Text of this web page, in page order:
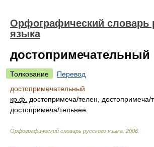
Орфографический словарь
языка
достопримечательный
Толкование
Перевод
достопримечательный
кр.ф.
достопримеча/телен, достопримеча/
достопримеча/тельнее
Орфографический словарь русского языка 2006